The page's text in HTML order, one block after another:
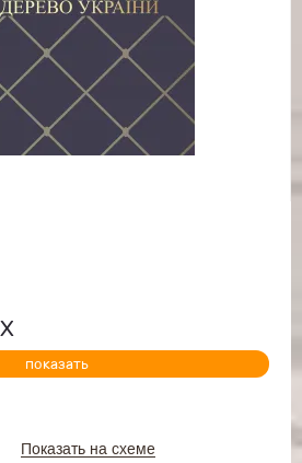
показать
Показать на схеме